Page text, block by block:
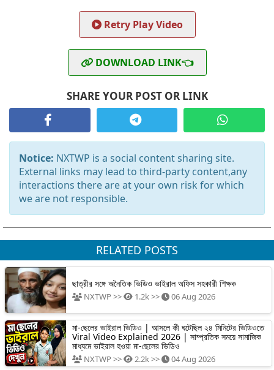
Retry Play Video
DOWNLOAD LINK👈
SHARE YOUR POST OR LINK
Notice: NXTWP is a social content sharing site.
External links may lead to third-party content,any
interactions there are at your own risk for which
we are not responsible.
RELATED POSTS
ছাত্রীর সঙ্গে অনৈতিক ভিডিও ভাইরাল অফিস সহকারী শিক্ষক
NXTWP >> 1.2k >> 06 Aug 2026
মা-ছেলের ভাইরাল ভিডিও | আসলে কী ঘটেছিল ২৪ মিনিটের ভিডিওতে
Viral Video Explained 2026 | সাম্প্রতিক সময়ে সামাজিক
মাধ্যমে ভাইরাল হওয়া মা-ছেলের ভিডিও
NXTWP >> 2.2k >> 04 Aug 2026